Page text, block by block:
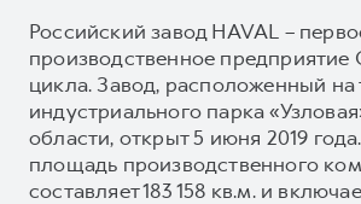
Российский завод HAVAL –
производственное предприятие
цикла. Завод, расположенный на
индустриального парка
области, открыт 5 июня 2019
площадь производственного
составляет 183 158 кв.м. и